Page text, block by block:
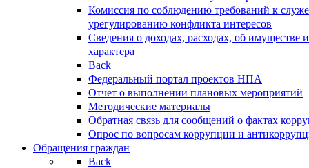
Комиссия по соблюдению требований к
урегулированию конфликта интересов
Сведения о доходах, расходах, об имуществе
характера
Back
Федеральный портал проектов НПА
Отчет о выполнении плановых мероприятий
Методические материалы
Обратная связь для сообщений о фактах
Опрос по вопросам коррупции и
Обращения граждан
Back